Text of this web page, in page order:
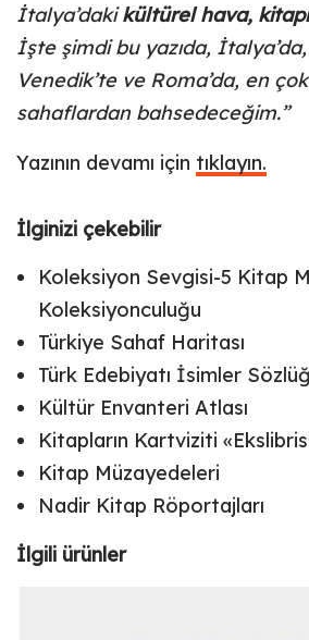
İtalya’dakikültürel hava,
İşte şimdi bu yazıda,
Venedik’te ve Roma’da, en
sahaflardan bahsedeceğim.”
Yazının devamı için tıklayın.
İlginizi çekebilir
Koleksiyon Sevgisi-5 Kitap
Koleksiyonculuğu
Türkiye Sahaf Haritası
Türk Edebiyatı İsimler
Kültür Envanteri Atlası
Kitapların Kartviziti
Kitap Müzayedeleri
Nadir Kitap Röportajları
İlgili ürünler